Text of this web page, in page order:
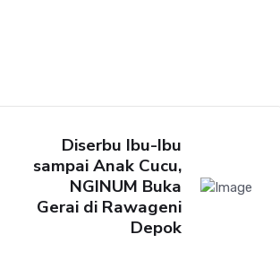
Diserbu Ibu-Ibu
sampai Anak Cucu,
NGINUM Buka
Gerai di Rawageni
Depok